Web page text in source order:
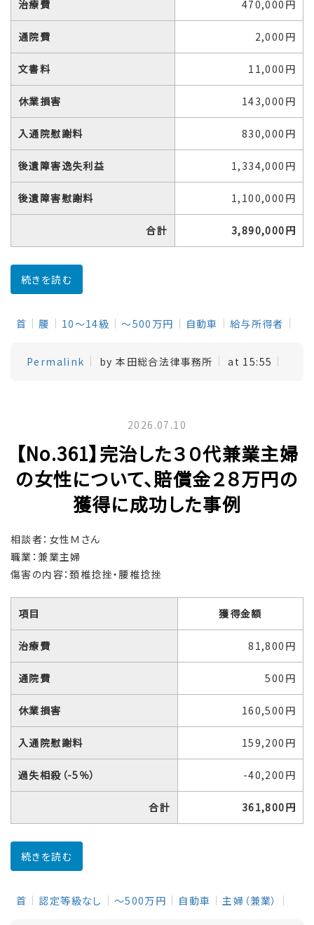
治療費 470,000円
通院費 2,000円
文書料 11,000円
休業損害 143,000円
入通院慰謝料 830,000円
後遺障害逸失利益 1,334,000円
後遺障害慰謝料 1,100,000円
合計 3,890,000円
続きを読む
首 腰 10～14級 ～500万円 自動車 給与所得者
Permalink by 本田総合法律事務所 at 15:55
2026.07.10
【No.361】完治した３０代兼業主婦
の女性について、賠償金２８万円の
獲得に成功した事例
相談者：女性Ｍさん
職業：兼業主婦
傷害の内容：頚椎捻挫・腰椎捻挫
項目 獲得金額
治療費 81,800円
通院費 500円
休業損害 160,500円
入通院慰謝料 159,200円
過失相殺（-5％） -40,200円
合計 361,800円
続きを読む
首 認定等級なし ～500万円 自動車 主婦（兼業）